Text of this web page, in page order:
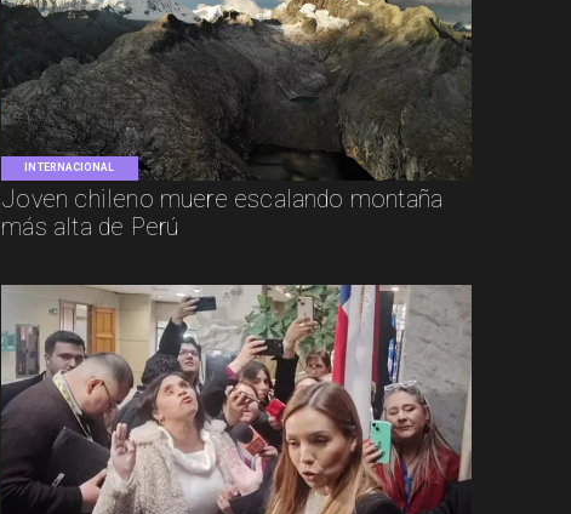
INTERNACIONAL
Joven chileno muere escalando montaña
más alta de Perú